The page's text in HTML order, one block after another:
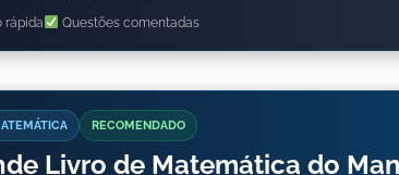
rápida Questões comentadas
RECOMENDADO
Livro de Matemática do